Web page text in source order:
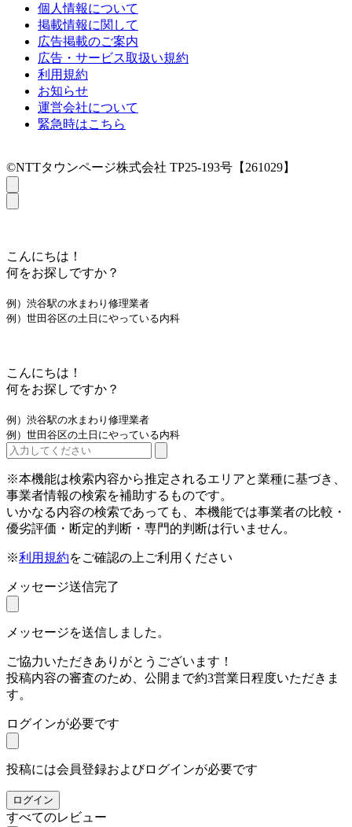
個人情報について
掲載情報に関して
広告掲載のご案内
広告・サービス取扱い規約
利用規約
お知らせ
運営会社について
緊急時はこちら
©NTTタウンページ株式会社 TP25-193号【261029】
こんにちは！
何をお探しですか？
例）渋谷駅の水まわり修理業者
例）世田谷区の土日にやっている内科
こんにちは！
何をお探しですか？
例）渋谷駅の水まわり修理業者
例）世田谷区の土日にやっている内科
※本機能は検索内容から推定されるエリアと業種に基づき、
事業者情報の検索を補助するものです。
いかなる内容の検索であっても、本機能では事業者の比較・
優劣評価・断定的判断・専門的判断は行いません。
※利用規約をご確認の上ご利用ください
メッセージ送信完了
メッセージを送信しました。
ご協力いただきありがとうございます！
投稿内容の審査のため、公開まで約3営業日程度いただきま
す。
ログインが必要です
投稿には会員登録およびログインが必要です
ログイン
すべてのレビュー